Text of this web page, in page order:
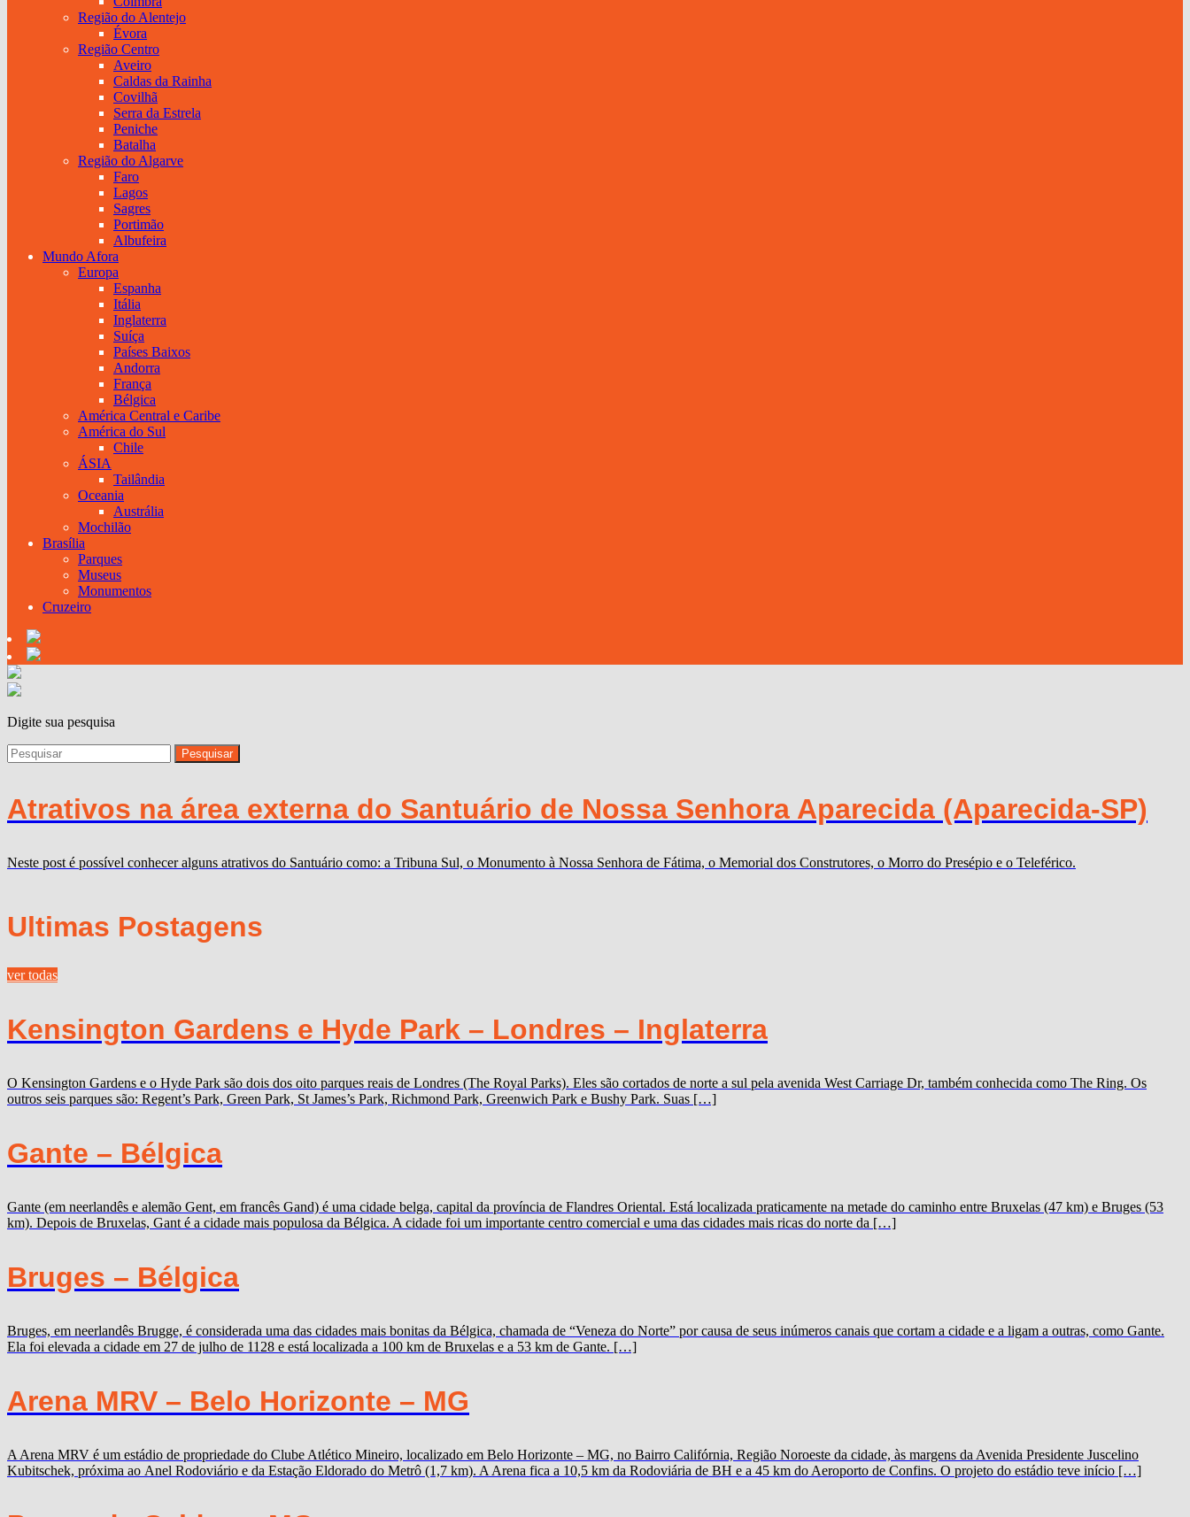
Região do Alentejo
Évora
Região Centro
Aveiro
Caldas da Rainha
Covilhã
Serra da Estrela
Peniche
Batalha
Região do Algarve
Faro
Lagos
Sagres
Portimão
Albufeira
Mundo Afora
Europa
Espanha
Itália
Inglaterra
Suíça
Países Baixos
Andorra
França
Bélgica
América Central e Caribe
América do Sul
Chile
ÁSIA
Tailândia
Oceania
Austrália
Mochilão
Brasília
Parques
Museus
Monumentos
Cruzeiro
Digite sua pesquisa
Atrativos na área externa do Santuário de Nossa Senhora Aparecida (Aparecida-SP)
Neste post é possível conhecer alguns atrativos do Santuário como: a Tribuna Sul, o Monumento à Nossa Senhora de Fátima, o Memorial dos Construtores, o Morro do Presépio e o Teleférico.
Ultimas Postagens
ver todas
Kensington Gardens e Hyde Park – Londres – Inglaterra
O Kensington Gardens e o Hyde Park são dois dos oito parques reais de Londres (The Royal Parks). Eles são cortados de norte a sul pela avenida West Carriage Dr, também conhecida como The Ring. Os
outros seis parques são: Regent’s Park, Green Park, St James’s Park, Richmond Park, Greenwich Park e Bushy Park. Suas […]
Gante – Bélgica
Gante (em neerlandês e alemão Gent, em francês Gand) é uma cidade belga, capital da província de Flandres Oriental. Está localizada praticamente na metade do caminho entre Bruxelas (47 km) e Bruges (53
km). Depois de Bruxelas, Gant é a cidade mais populosa da Bélgica. A cidade foi um importante centro comercial e uma das cidades mais ricas do norte da […]
Bruges – Bélgica
Bruges, em neerlandês Brugge, é considerada uma das cidades mais bonitas da Bélgica, chamada de “Veneza do Norte” por causa de seus inúmeros canais que cortam a cidade e a ligam a outras, como Gante.
Ela foi elevada a cidade em 27 de julho de 1128 e está localizada a 100 km de Bruxelas e a 53 km de Gante. […]
Arena MRV – Belo Horizonte – MG
A Arena MRV é um estádio de propriedade do Clube Atlético Mineiro, localizado em Belo Horizonte – MG, no Bairro Califórnia, Região Noroeste da cidade, às margens da Avenida Presidente Juscelino
Kubitschek, próxima ao Anel Rodoviário e da Estação Eldorado do Metrô (1,7 km). A Arena fica a 10,5 km da Rodoviária de BH e a 45 km do Aeroporto de Confins. O projeto do estádio teve início […]